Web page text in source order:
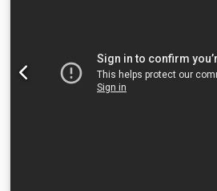
Grootlicht - Luchtgeveerde stoelen -
Radio/CD-speler - Flitslamp -
Zonneklep - Gereedschapskist -
Asconfiguratie Vering: bladvering